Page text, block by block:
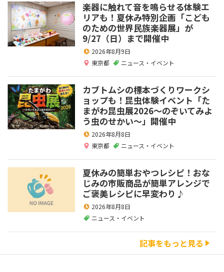
楽器に触れて音を鳴らせる体験エ
リアも！夏休み特別企画「こども
のための世界民族楽器展」が
9/27（日）まで開催中
2026年8月9日
東京都
ニュース・イベント
カブトムシの標本づくりワークシ
ョップも！昆虫体験イベント「た
まがわ昆虫展2026～のぞいてみよ
う虫のせかい～」開催中
2026年8月8日
東京都
ニュース・イベント
夏休みの簡単おやつレシピ！おな
じみの市販商品が簡単アレンジで
ご褒美レシピに早変わり♪
2026年8月8日
ニュース・イベント
記事をもっと見る